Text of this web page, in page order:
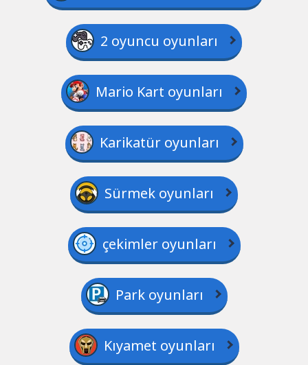
2 oyuncu oyunları
Mario Kart oyunları
Karikatür oyunları
Sürmek oyunları
çekimler oyunları
Park oyunları
Kıyamet oyunları